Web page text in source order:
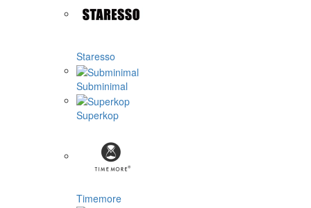
Staresso
Subminimal
Superkop
Timemore